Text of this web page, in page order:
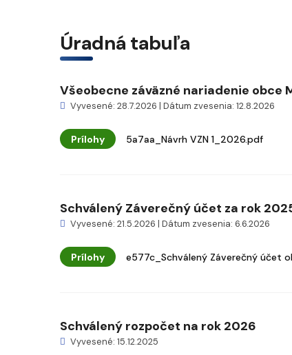
Úradná tabuľa
Všeobecne záväzné nariadenie obce
Vyvesené: 28.7.2026 | Dátum zvesenia: 12.8.2026
Prílohy 5a7aa_Návrh VZN 1_2026.pdf
Schválený Záverečný účet za rok
Vyvesené: 21.5.2026 | Dátum zvesenia: 6.6.2026
Prílohy e577c_Schválený Záverečný účet
Schválený rozpočet na rok 2026
Vyvesené: 15.12.2025